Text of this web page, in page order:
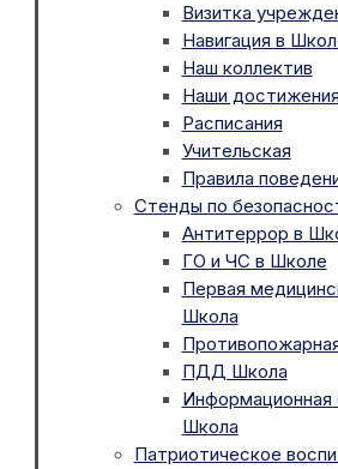
Визитка
Навигация в
Наш коллектив
Наши достижения
Расписания
Учительская
Правила
Стенды по
Антитеррор в
ГО и ЧС в Школе
Первая
Школа
ПДД Школа
Информационная
Школа
Патриотическое